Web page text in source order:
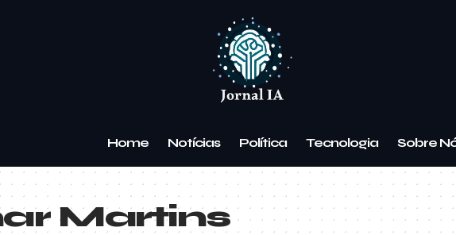
Home Notícias Política Tecnologia Sobre
Martins